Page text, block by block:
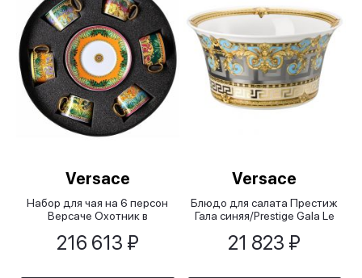
Versace
Набор для чая на 6 персон
Версаче Охотник в
Animalier
216 613 ₽
Versace
Блюдо для салата Престиж
Гала синяя/Prestige Gala Le
21 823 ₽